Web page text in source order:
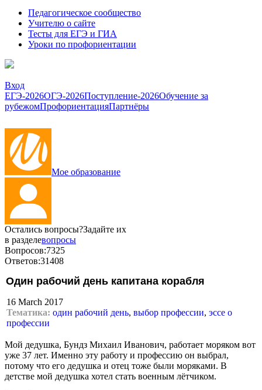
Педагогическое сообщество
Учителю о сайте
Тесты для ЕГЭ и ГИА
Уроки по профориентации
Вход
ЕГЭ-2026ОГЭ-2026Поступление-2026Обучение за
рубежомПрофориентацияПартнёры
Мое образование
Остались вопросы?Задайте их
в разделевопросы
Вопросов:7325
Ответов:31408
Один рабочий день капитана корабля
16 March 2017
Тематика: один рабочий день, выбор профессии, эссе о
профессии
Мой дедушка, Бундз Михаил Иванович, работает моряком вот
уже 37 лет. Именно эту работу и профессию он выбрал,
потому что его дедушка и отец тоже были моряками. В
детстве мой дедушка хотел стать военным лётчиком.